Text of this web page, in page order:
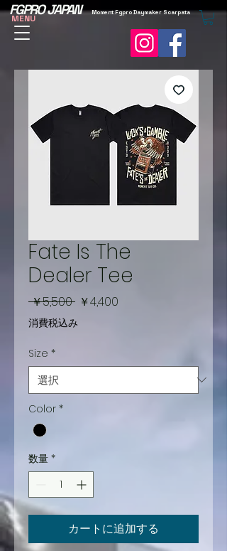
MENU
FGPRO JAPAN Moment Fgpro Daymaker Scarpata
Fate Is The
Dealer Tee
￥5,500 通
常
￥4,400
格
消費税込み
Size *
Color *
数量 *
カートに追加する